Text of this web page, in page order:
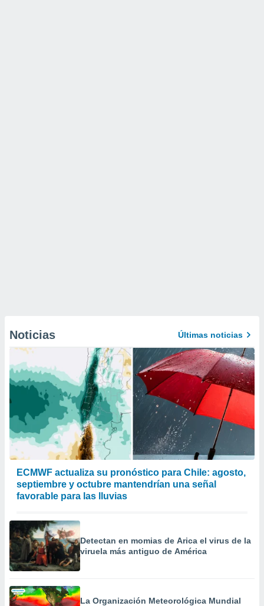
Noticias Últimas noticias
ECMWF actualiza su pronóstico para Chile: agosto,
septiembre y octubre mantendrían una señal
favorable para las lluvias
Detectan en momias de Arica el virus de la
viruela más antiguo de América
La Organización Meteorológica Mundial